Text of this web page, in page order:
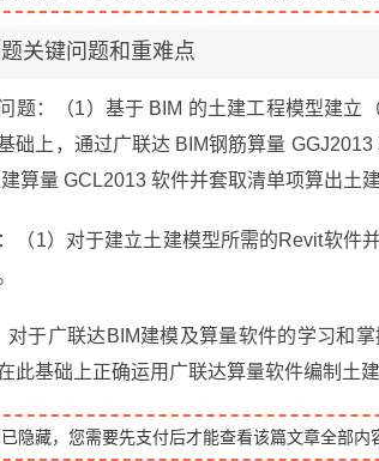
关键问题和重难点
题：（1）基于 BIM 的土建工程模型建立
础上，通过广联达 BIM钢筋算量
算量 GCL2013 软件并套取清单项算出土
（1）对于建立土建模型所需的Revit软件
对于广联达BIM建模及算量软件的学习和
此基础上正确运用广联达算量软件编制土
隐藏，您需要先支付后才能查看该篇文章全部内